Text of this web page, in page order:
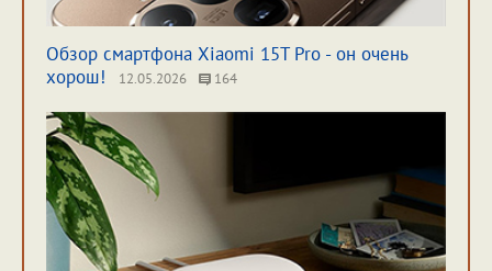
Обзор смартфона Xiaomi 15T Pro - он очень
хорош!
12.05.2026 164